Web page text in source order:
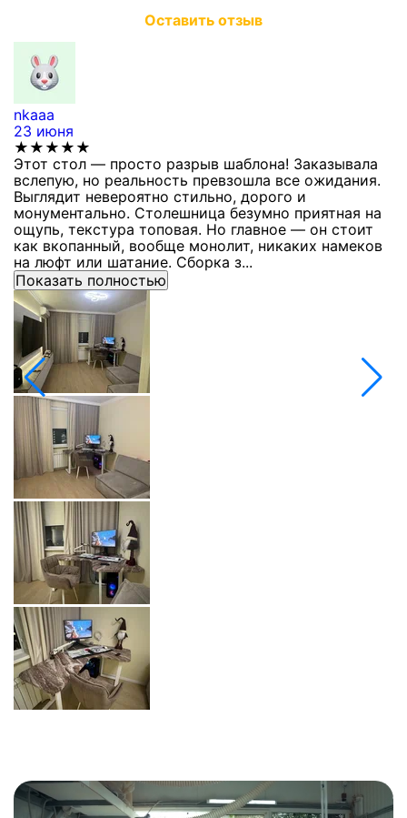
Оставить отзыв
nkaaa
23 июня
★★★★★
Этот стол — просто разрыв шаблона! Заказывала
вслепую, но реальность превзошла все ожидания.
Выглядит невероятно стильно, дорого и
монументально. Столешница безумно приятная на
ощупь, текстура топовая. Но главное — он стоит
как вкопанный, вообще монолит, никаких намеков
на люфт или шатание. Сборка з...
Показать полностью